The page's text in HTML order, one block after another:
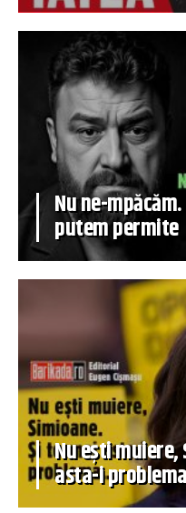
Nu ne-
putem permite
Nu ești
asta-i